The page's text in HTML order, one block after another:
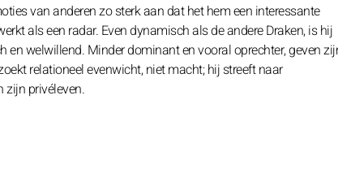
van anderen zo sterk aan dat het hem een interessante
als een radar. Even dynamisch als de andere Draken, is hij
welwillend. Minder dominant en vooral oprechter, geven
relationeel evenwicht, niet macht; hij streeft naar
zijn privéleven.